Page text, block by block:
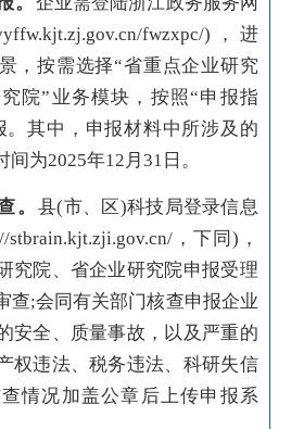
fwzxpc/)，进
，按需选择“省重点企业研究
院”业务模块，按照“申报指
。其中，申报材料中所涉及的
为2025年12月31日。
。 县(市、区)科技局登录信息
，下同)，
究院、省企业研究院申报受理
查;会同有关部门核查申报企业
安全、质量事故，以及严重的
权违法、税务违法、科研失信
情况加盖公章后上传申报系